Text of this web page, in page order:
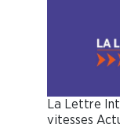
La Lettre
vitesses